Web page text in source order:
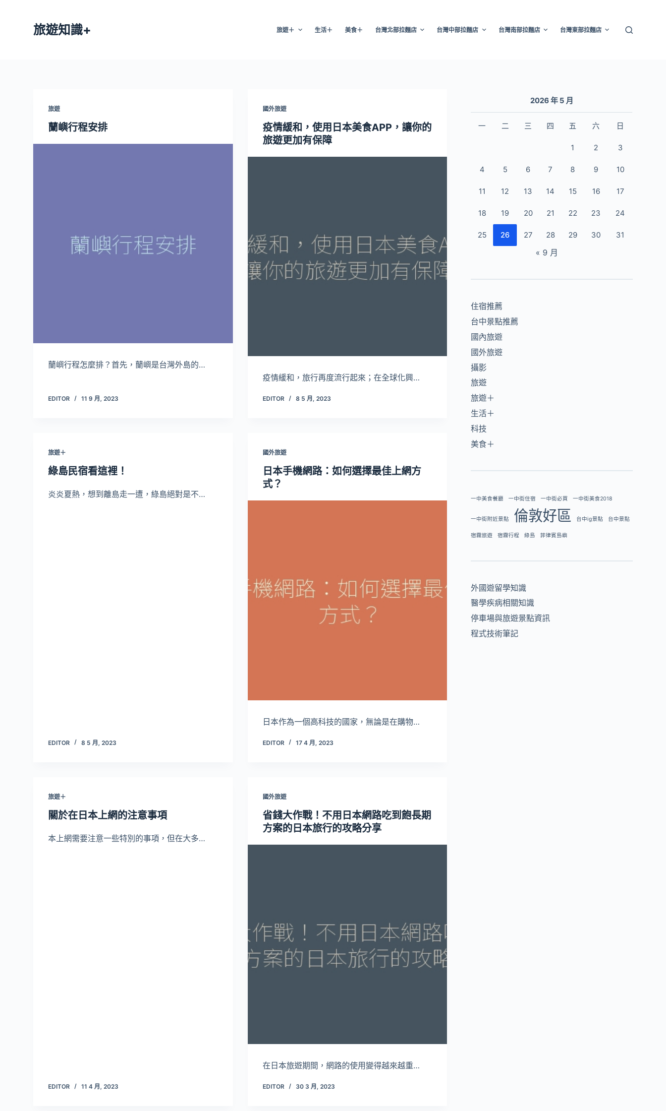
旅遊知識+ 旅遊＋ 生活＋ 美食＋ 台灣北部拉麵店 台灣中部拉麵店 台灣南部拉麵店 台灣東部拉麵店
旅遊
蘭嶼行程安排
蘭嶼行程怎麼排？首先，蘭嶼是台灣外島的…
EDITOR 11 9 月, 2023
國外旅遊
疫情緩和，使用日本美食APP，讓你的
旅遊更加有保障
疫情緩和，旅行再度流行起來；在全球化興…
EDITOR 8 5 月, 2023
旅遊＋
綠島民宿看這裡！
炎炎夏熱，想到離島走一遭，綠島絕對是不…
EDITOR 8 5 月, 2023
國外旅遊
日本手機網路：如何選擇最佳上網方
式？
日本作為一個高科技的國家，無論是在購物…
EDITOR 17 4 月, 2023
旅遊＋
關於在日本上網的注意事項
本上網需要注意一些特別的事項，但在大多…
EDITOR 11 4 月, 2023
國外旅遊
省錢大作戰！不用日本網路吃到飽長期
方案的日本旅行的攻略分享
在日本旅遊期間，網路的使用變得越來越重…
EDITOR 30 3 月, 2023
2026 年 5 月
一 二 三 四 五 六 日
1 2 3
4 5 6 7 8 9 10
11 12 13 14 15 16 17
18 19 20 21 22 23 24
25 26 27 28 29 30 31
« 9 月
住宿推薦
台中景點推薦
國內旅遊
國外旅遊
攝影
旅遊
旅遊＋
生活＋
科技
美食＋
一中美食餐廳 一中街住宿 一中街必買 一中街美食2018
一中街附近景點 倫敦好區 台中ig景點 台中景點
宿霧旅遊 宿霧行程 綠島 菲律賓島嶼
外國遊留學知識
醫學疾病相關知識
停車場與旅遊景點資訊
程式技術筆記